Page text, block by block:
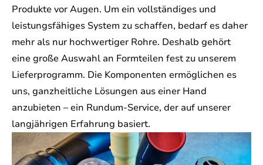
Produkte vor Augen. Um ein vollständiges und
leistungsfähiges System zu schaffen, bedarf es daher
mehr als nur hochwertiger Rohre. Deshalb gehört
eine große Auswahl an Formteilen fest zu unserem
Lieferprogramm. Die Komponenten ermöglichen es
uns, ganzheitliche Lösungen aus einer Hand
anzubieten – ein Rundum-Service, der auf unserer
langjährigen Erfahrung basiert.